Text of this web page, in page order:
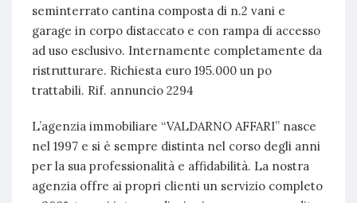
seminterrato cantina composta di n.2 vani e
garage in corpo distaccato e con rampa di accesso
ad uso esclusivo. Internamente completamente da
ristrutturare. Richiesta euro 195.000 un po
trattabili. Rif. annuncio 2294
L’agenzia immobiliare “VALDARNO AFFARI” nasce
nel 1997 e si è sempre distinta nel corso degli anni
per la sua professionalità e affidabilità. La nostra
agenzia offre ai propri clienti un servizio completo